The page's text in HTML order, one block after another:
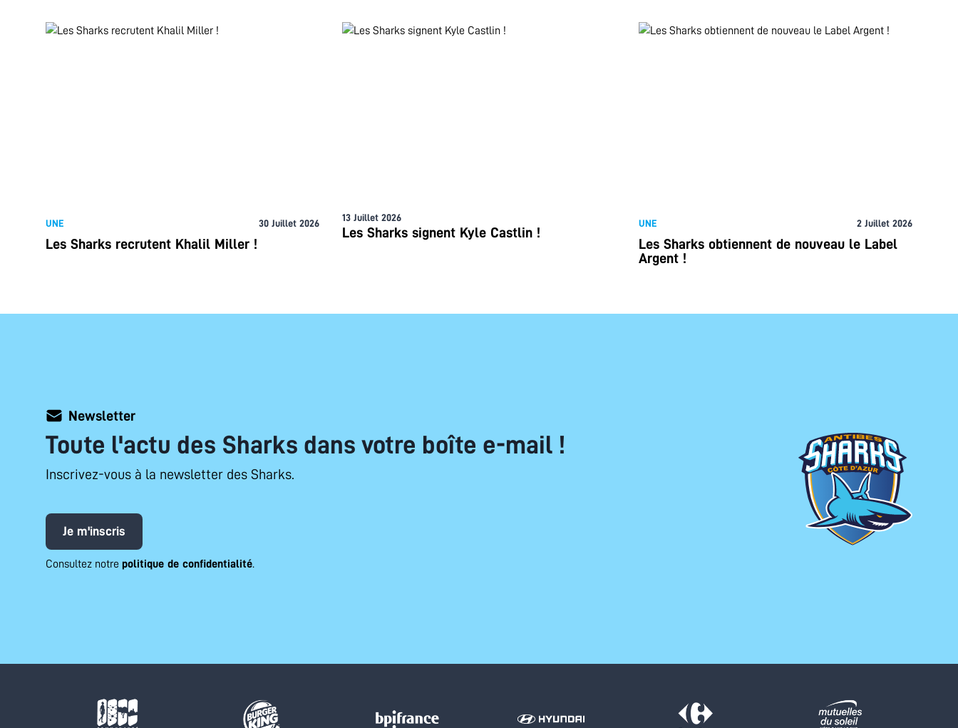
UNE 30 Juillet 2026
Les Sharks recrutent Khalil Miller !
13 Juillet 2026
Les Sharks signent Kyle Castlin !
UNE 2 Juillet 2026
Les Sharks obtiennent de nouveau le Label
Argent !
Newsletter
Toute l'actu des Sharks dans votre boîte e-mail !
Inscrivez-vous à la newsletter des Sharks.
Je m'inscris
Consultez notre politique de confidentialité.